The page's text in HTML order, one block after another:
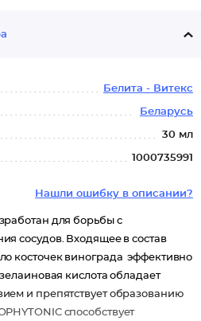
Белита - Витекс
Беларусь
30 мл
1000735991
Нашли ошибку в описании?
для борьбы с
сосудов. Входящее в состав
косточек винограда эффективно
кислота обладает
и препятствует образованию
способствует